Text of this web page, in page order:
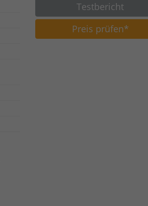
Testbericht
Preis prüfen*